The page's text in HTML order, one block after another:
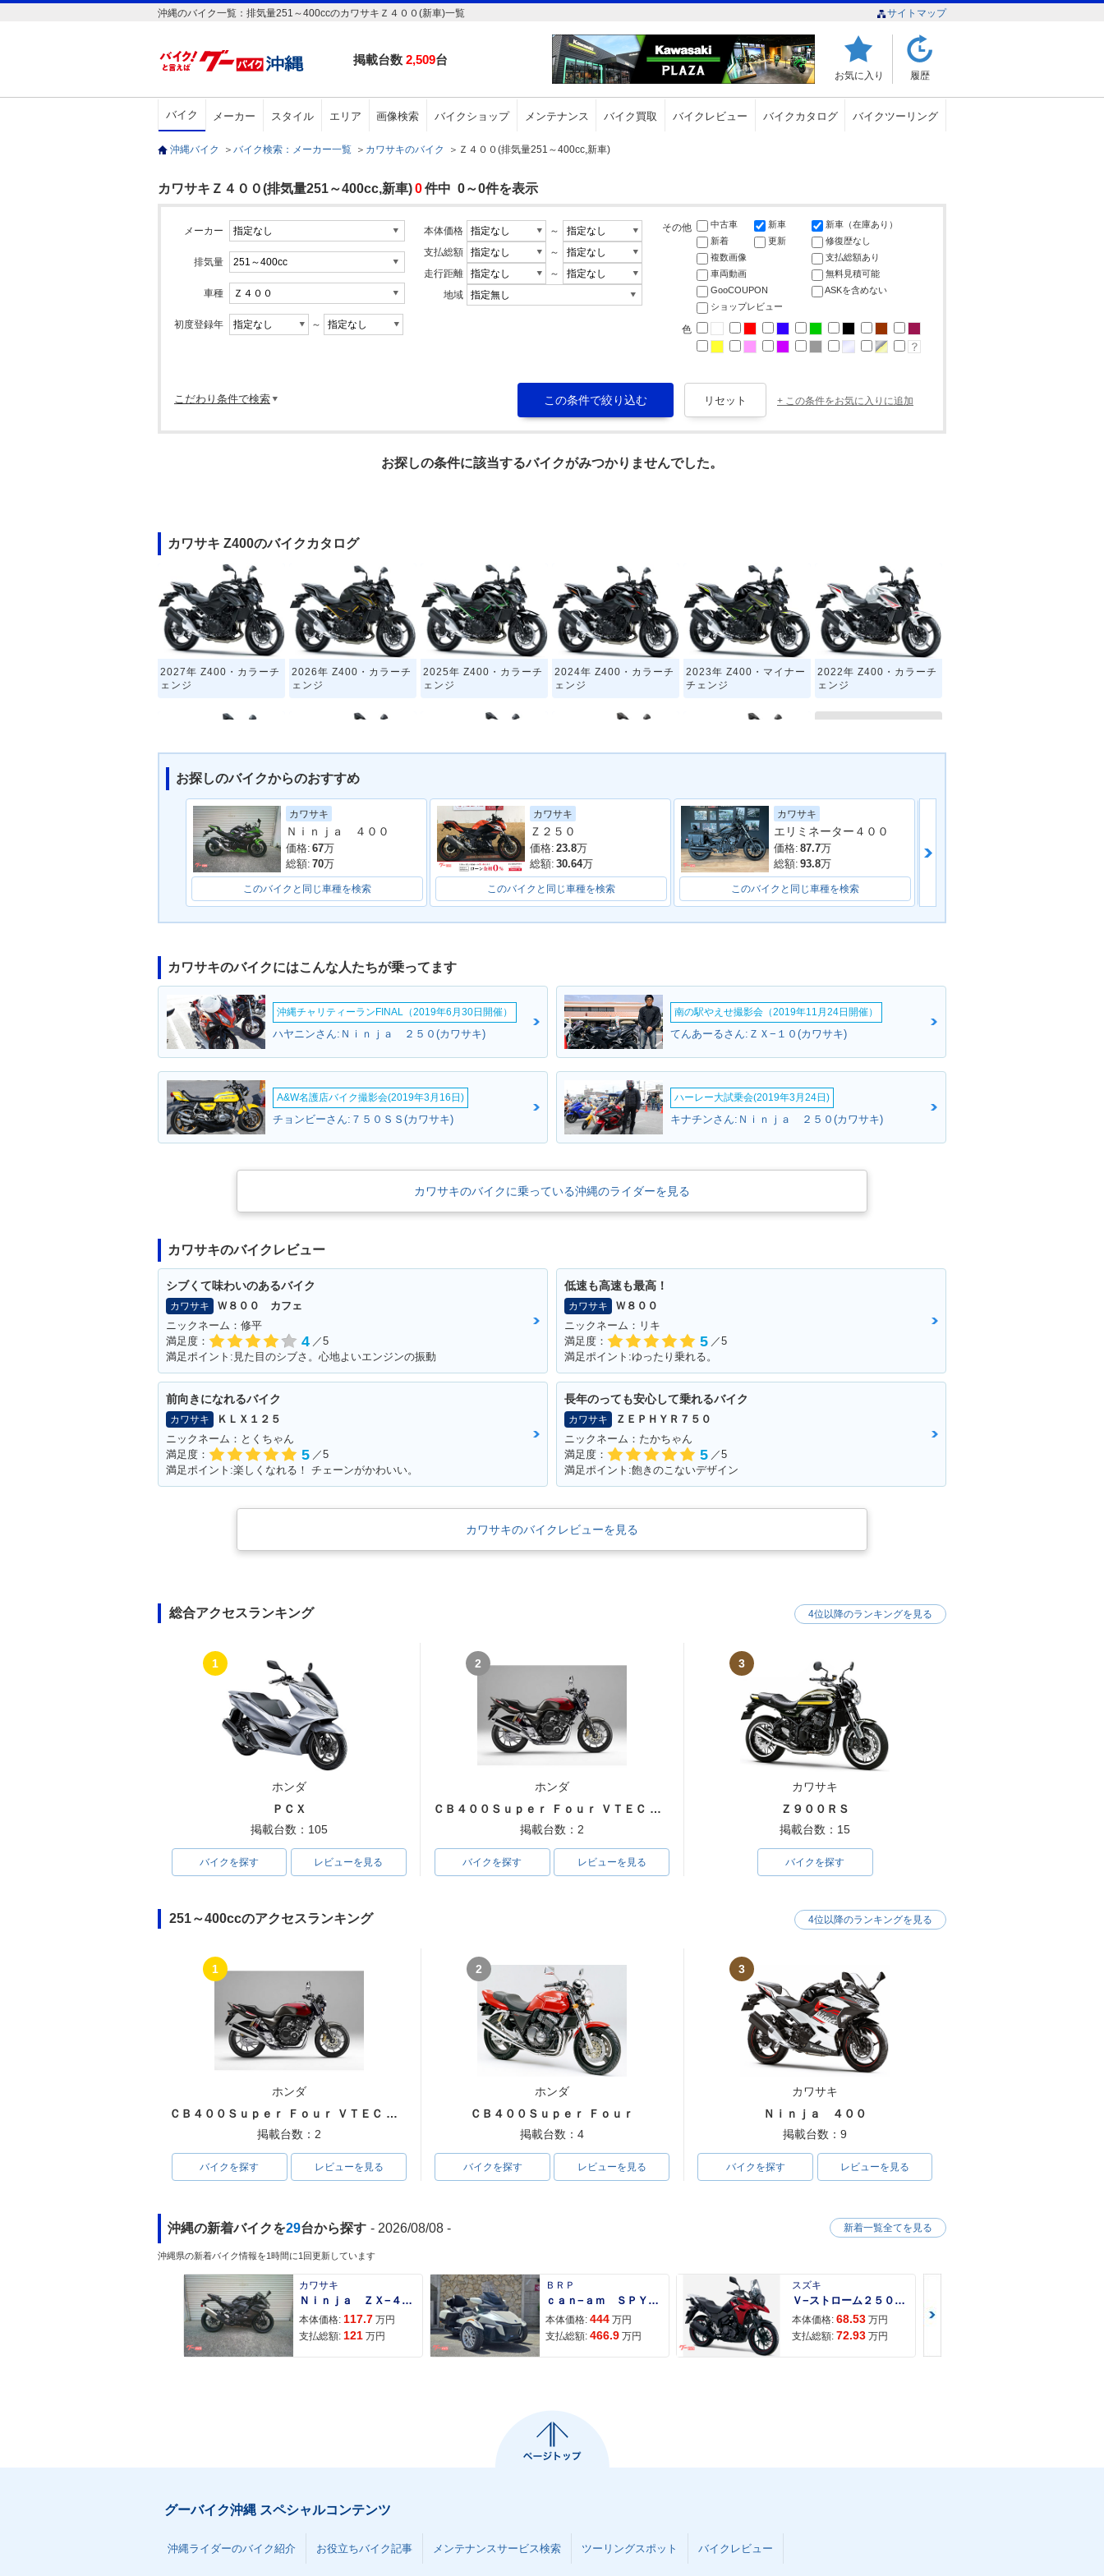
沖縄のバイク一覧：排気量251～400ccのカワサキＺ４００(新車)一覧 サイトマップ
掲載台数 2,509台
お気に入り 履歴
バイク メーカー スタイル エリア 画像検索 バイクショップ メンテナンス バイク買取 バイクレビュー バイクカタログ バイクツーリング
沖縄バイク ＞ バイク検索：メーカー一覧 ＞ カワサキのバイク ＞ Ｚ４００(排気量251～400cc,新車)
カワサキＺ４００(排気量251～400cc,新車)0件中 0～0件を表示
メーカー
排気量
車種
初度登録年 ～
本体価格
～
支払総額
～
走行距離
～
地域
その他 中古車 新車
新車（在庫あり）
新着
更新
修復歴なし
複数画像
支払総額あり
車両動画
無料見積可能
GooCOUPON
ASKを含めない
ショップレビュー
色
こだわり条件で検索 + この条件をお気に入りに追加
お探しの条件に該当するバイクがみつかりませんでした。
カワサキ Z400のバイクカタログ
2027年 Z400・カラーチ
ェンジ
2026年 Z400・カラーチ
ェンジ
2025年 Z400・カラーチ
ェンジ
2024年 Z400・カラーチ
ェンジ
2023年 Z400・マイナー
チェンジ
2022年 Z400・カラーチ
ェンジ
2021年 Z400・カラーチ
2020年 Z400・カラーチ
ェンジ
2019年 Z400・新登場
2019年 Z400 SE・その
他
2019年 Z400・その他 1978年 Z400
1977年 Z400 1976年 Z400
お探しのバイクからのおすすめ
カワサキ
Ｎｉｎｊａ ４００
価格: 67万
総額: 70万
このバイクと同じ車種を検索
カワサキ
Ｚ２５０
価格: 23.8万
総額: 30.64万
このバイクと同じ車種を検索
カワサキ
エリミネーター４００
価格: 87.7万
総額: 93.8万
このバイクと同じ車種を検索
カワサキのバイクにはこんな人たちが乗ってます
沖縄チャリティーランFINAL（2019年6月30日開催）
ハヤニンさん:Ｎｉｎｊａ ２５０(カワサキ)
南の駅やえせ撮影会（2019年11月24日開催）
てんあーるさん:ＺＸ−１０(カワサキ)
A&W名護店バイク撮影会(2019年3月16日)
チョンビーさん:７５０ＳＳ(カワサキ)
ハーレー大試乗会(2019年3月24日)
キナチンさん:Ｎｉｎｊａ ２５０(カワサキ)
カワサキのバイクに乗っている沖縄のライダーを見る
カワサキのバイクレビュー
シブくて味わいのあるバイク
カワサキ
Ｗ８００ カフェ
ニックネーム：修平
満足度：
4 ／5
満足ポイント:見た目のシブさ。心地よいエンジンの振動
低速も高速も最高！
カワサキ
Ｗ８００
ニックネーム：リキ
満足度：
5 ／5
満足ポイント:ゆったり乗れる。
前向きになれるバイク
カワサキ
ＫＬＸ１２５
ニックネーム：とくちゃん
満足度：
5 ／5
満足ポイント:楽しくなれる！ チェーンがかわいい。
長年のっても安心して乗れるバイク
カワサキ
ＺＥＰＨＹＲ７５０
ニックネーム：たかちゃん
満足度：
5 ／5
満足ポイント:飽きのこないデザイン
カワサキのバイクレビューを見る
総合アクセスランキング
1
ホンダ
ＰＣＸ
掲載台数：105
バイクを探す レビューを見る
2
ホンダ
ＣＢ４００Ｓｕｐｅｒ Ｆｏｕｒ ＶＴＥＣ ＳＰＥＣ３
掲載台数：2
バイクを探す レビューを見る
3
カワサキ
Ｚ９００ＲＳ
掲載台数：15
バイクを探す
4位以降のランキングを見る
251～400ccのアクセスランキング
1
ホンダ
ＣＢ４００Ｓｕｐｅｒ Ｆｏｕｒ ＶＴＥＣ ＳＰＥＣ３
掲載台数：2
バイクを探す レビューを見る
2
ホンダ
ＣＢ４００Ｓｕｐｅｒ Ｆｏｕｒ
掲載台数：4
バイクを探す レビューを見る
3
カワサキ
Ｎｉｎｊａ ４００
掲載台数：9
バイクを探す レビューを見る
4位以降のランキングを見る
沖縄の新着バイクを29台から探す - 2026/08/08 -
沖縄県の新着バイク情報を1時間に1回更新しています
カワサキ
Ｎｉｎｊａ ＺＸ−４Ｒ ＳＥ
本体価格: 117.7 万円
支払総額: 121 万円
ＢＲＰ
ｃａｎ−ａｍ ＳＰＹＤＥＲ ＲＴ ＬＩＭＩＴＥＤ
本体価格: 444 万円
支払総額: 466.9 万円
スズキ
Ｖ−ストローム２５０ ２６年モデル 水冷２気筒エンジン ＬＥＤヘッドライト標準装備
本体価格: 68.53 万円
支払総額: 72.93 万円
新着一覧全てを見る
グーバイク沖縄 スペシャルコンテンツ
沖縄ライダーのバイク紹介 お役立ちバイク記事 メンテナンスサービス検索 ツーリングスポット バイクレビュー